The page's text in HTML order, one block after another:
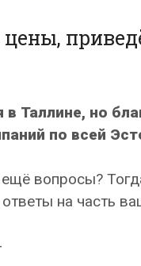
Таллине, но
по всей
вопросы?
на часть